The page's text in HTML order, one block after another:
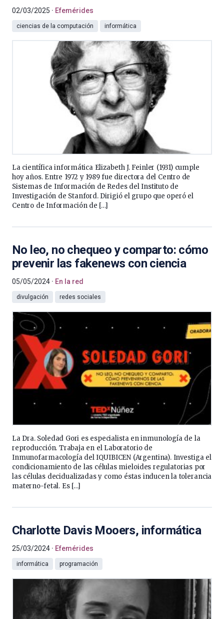
02/03/2025 Efemérides
ciencias de la computación informática
La científica informática Elizabeth J. Feinler (1931) cumple
hoy años. Entre 1972 y 1989 fue directora del Centro de
Sistemas de Información de Redes del Instituto de
Investigación de Stanford. Dirigió el grupo que operó el
Centro de Información de […]
No leo, no chequeo y comparto: cómo
prevenir las fakenews con ciencia
05/05/2024 En la red
divulgación redes sociales
La Dra. Soledad Gori es especialista en inmunología de la
reproducción. Trabaja en el Laboratorio de
Inmunofarmacología del IQUIBICEN (Argentina). Investiga el
condicionamiento de las células mieloides regulatorias por
las células decidualizadas y como éstas inducen la tolerancia
materno-fetal. Es […]
Charlotte Davis Mooers, informática
25/03/2024 Efemérides
informática programación